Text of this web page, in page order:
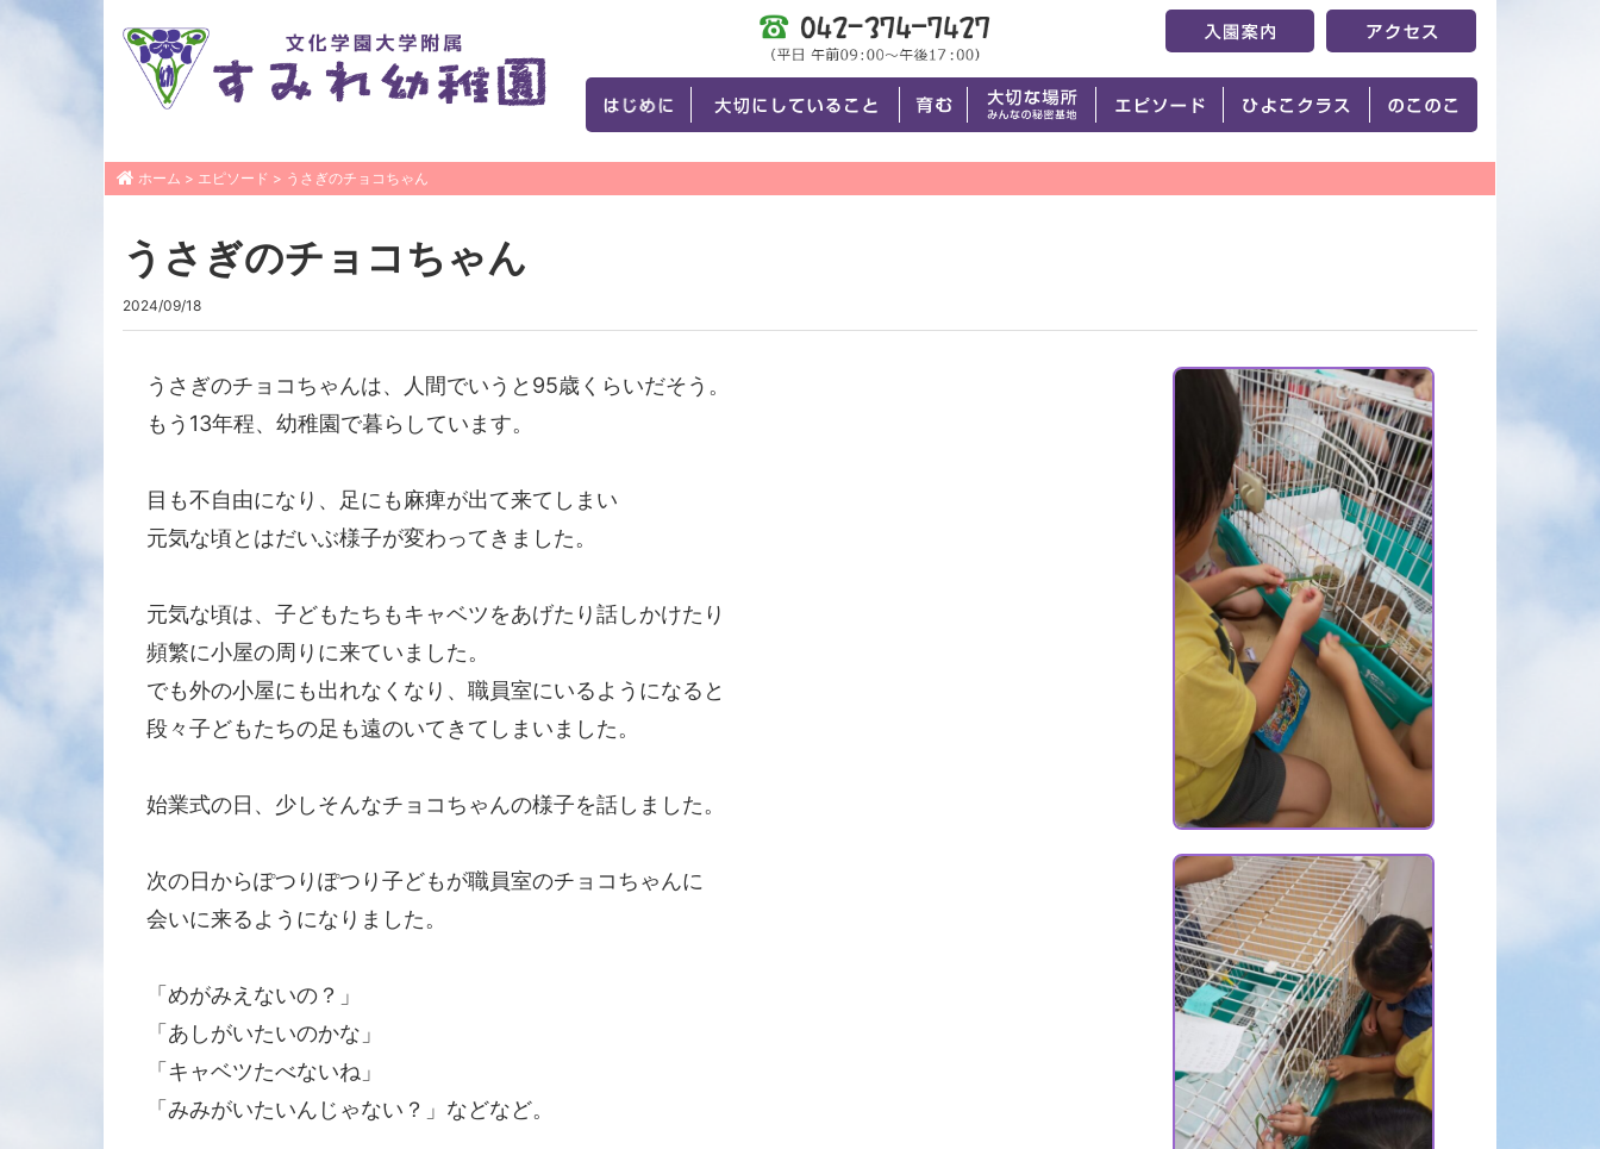
ホーム > エピソード > うさぎのチョコちゃん
うさぎのチョコちゃん
2024/09/18
うさぎのチョコちゃんは、人間でいうと95歳くらいだそう。
もう13年程、幼稚園で暮らしています。
目も不自由になり、足にも麻痺が出て来てしまい
元気な頃とはだいぶ様子が変わってきました。
元気な頃は、子どもたちもキャベツをあげたり話しかけたり
頻繁に小屋の周りに来ていました。
でも外の小屋にも出れなくなり、職員室にいるようになると
段々子どもたちの足も遠のいてきてしまいました。
始業式の日、少しそんなチョコちゃんの様子を話しました。
次の日からぽつりぽつり子どもが職員室のチョコちゃんに
会いに来るようになりました。
「めがみえないの？」
「あしがいたいのかな」
「キャベツたべないね」
「みみがいたいんじゃない？」などなど。